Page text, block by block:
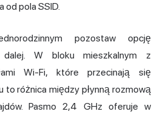
od pola SSID.
pozostaw opcję
W bloku mieszkalnym z
Wi-Fi, które przecinają się
to różnica między płynną rozmową
Pasmo 2,4 GHz oferuje w